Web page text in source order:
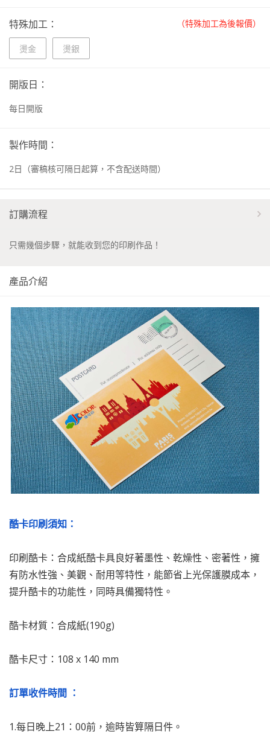
特殊加工： （特殊加工為後報價）
燙金 燙銀
開版日：
每日開版
製作時間：
2日 （審稿核可隔日起算，不含配送時間）
訂購流程
只需幾個步驟，就能收到您的印刷作品！
產品介紹
酷卡印刷須知：
印刷酷卡：合成紙酷卡具良好著墨性、乾燥性、密著性，擁
有防水性強、美觀、耐用等特性，能節省上光保護膜成本，
提升酷卡的功能性，同時具備獨特性。
酷卡材質：合成紙(190g)
酷卡尺寸：108 x 140 mm
訂單收件時間 ：
1.每日晚上21：00前，逾時皆算隔日件。